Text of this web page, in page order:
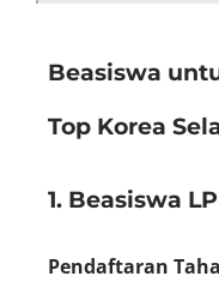
Beasiswa
Top Korea
1. Beasiswa
Pendaftaran